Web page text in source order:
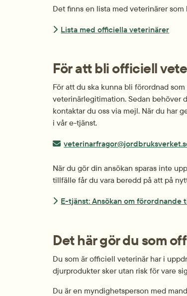
Det finns en lista med veterinärer
Lista med officiella veterinärer
För att bli officiell
För att du ska kunna bli förordnad
veterinärlegitimation. Sedan behöver
kontaktar du oss via mejl. När du har
i vår e-tjänst.
E-post:
När du gör din ansökan sparas inte
tillfälle får du vara beredd på att på
E-tjänst: Ansökan om
Det här gör du som
Du som är officiell veterinär har i
djurprodukter sker utan risk för vare
Du är en myndighetsperson med